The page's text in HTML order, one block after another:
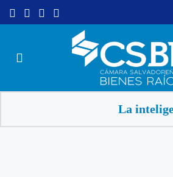
La